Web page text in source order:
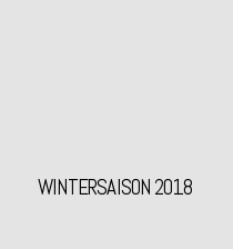
WINTERSAISON 2018